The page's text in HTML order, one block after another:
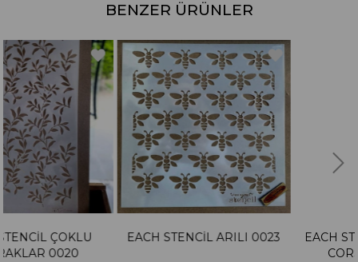
BENZER ÜRÜNLER
EACH STENCİL ARILI 0023
EACH STENCİL MUCHA
CORSETİERE 0025